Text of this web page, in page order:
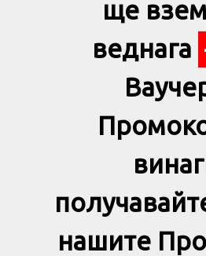
ще
веднага
нашите